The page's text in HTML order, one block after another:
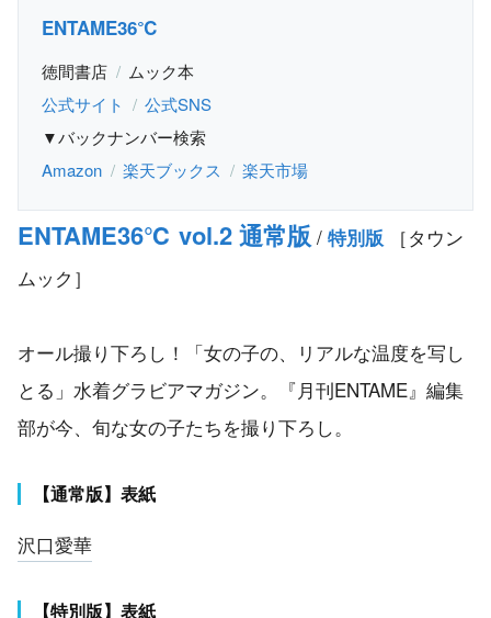
ENTAME36℃
徳間書店
ムック本
公式サイト
公式SNS
▼バックナンバー検索
Amazon
楽天ブックス 楽天市場
ENTAME36℃ vol.2 通常版 / 特別版
［タウン
ムック］
オール撮り下ろし！「女の子の、リアルな温度を写し
とる」水着グラビアマガジン。『月刊ENTAME』編集
部が今、旬な女の子たちを撮り下ろし。
【通常版】表紙
沢口愛華
【特別版】表紙